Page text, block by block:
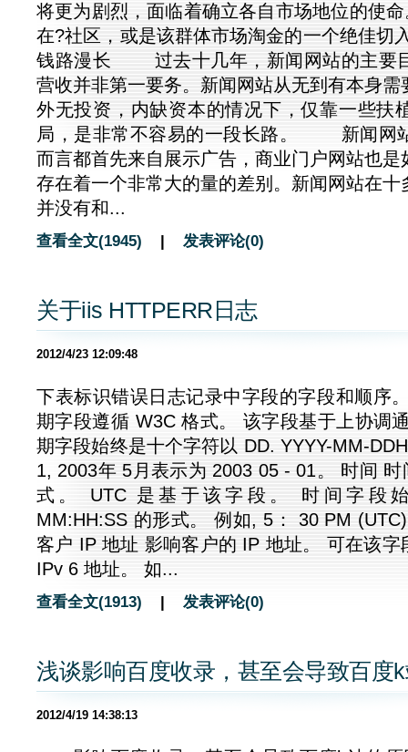
将更为剧烈，面临着确立各自市场地位的使命
在?社区，或是该群体市场淘金的一个绝
钱路漫长 过去十几年，新闻网站的主要
营收并非第一要务。新闻网站从无到有本身需
外无投资，内缺资本的情况下，仅靠一些扶
局，是非常不容易的一段长路。 新闻网
而言都首先来自展示广告，商业门户网站也是
存在着一个非常大的量的差别。新闻网站在十
并没有和...
查看全文(1945) | 发表评论(0)
关于iis HTTPERR日志
2012/4/23 12:09:48
下表标识错误日志记录中字段的字段和顺序
期字段遵循 W3C 格式。 该字段基于上协调
期字段始终是十个字符以 DD. YYYY-MM-
1, 2003年 5月表示为 2003 05 - 01。 时间
式。 UTC 是基于该字段。 时间字段
MM:HH:SS 的形式。 例如, 5： 30 PM
客户 IP 地址 影响客户的 IP 地址。 可在该字
IPv 6 地址。 如...
查看全文(1913) | 发表评论(0)
浅谈影响百度收录，甚至会导致百度
2012/4/19 14:38:13